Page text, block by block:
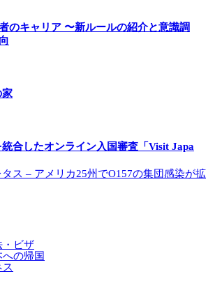
のキャリア 〜新ルールの紹介と意識調
家
統合したオンライン入国審査「Visit Japa
ス – アメリカ25州でO157の集団感染が拡